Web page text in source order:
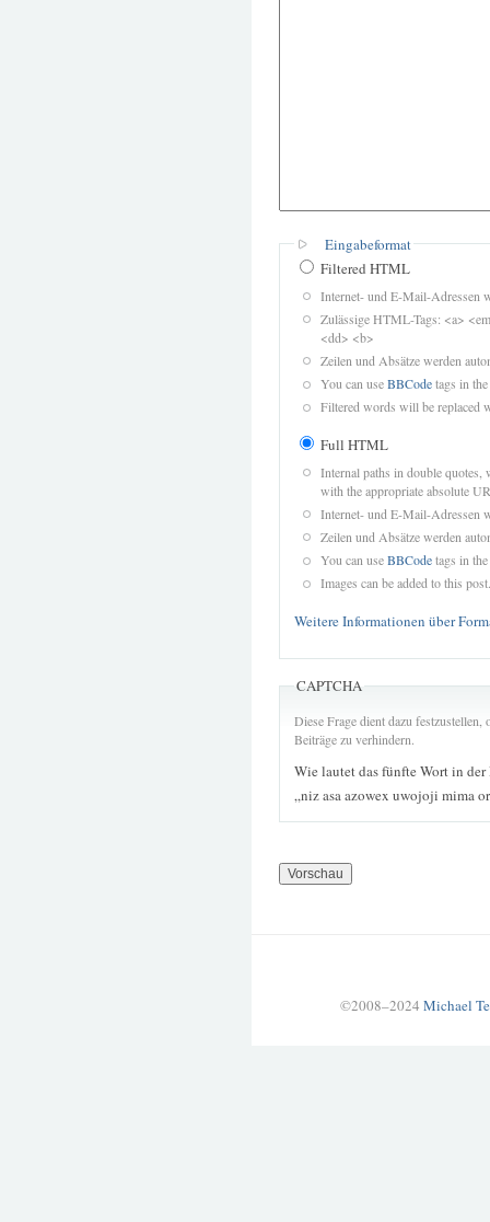
Eingabeformat
Filtered HTML
Internet- und E-Mail-Adressen
Zulässige HTML-Tags: <a>
<dd> <b>
Zeilen und Absätze werden
You can useBBCodetags in
Filtered words will be replaced
Full HTML
Internal paths in double quotes,
with the appropriate absolute
Internet- und E-Mail-Adressen
Zeilen und Absätze werden
You can useBBCodetags in
Images can be added to this post.
Weitere Informationen über
CAPTCHA
Diese Frage dient dazu
Beiträge zu verhindern.
Wie lautet das fünfte Wort in der
„niz asa azowex uwojoji mima
©2008–2024 Michael